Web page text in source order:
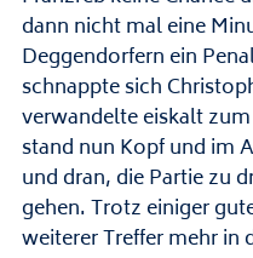
dann nicht mal eine
Deggendorfern ein
schnappte sich
verwandelte eiskalt
stand nun Kopf und im
und dran, die Partie zu
gehen. Trotz einiger
weiterer Treffer mehr in